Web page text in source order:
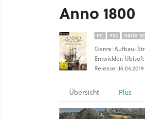
Anno 1800
PC PS5 XBOX
Genre: Aufbau-
Entwickler:
Release:
Übersicht Plus